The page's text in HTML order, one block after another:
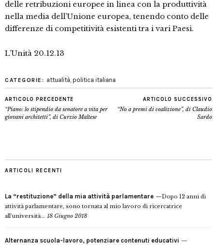
delle retribuzioni europee in linea con la produttività
nella media dell’Unione europea, tenendo conto delle
differenze di competitività esistenti tra i vari Paesi.
L’Unità 20.12.13
CATEGORIE: attualità, politica italiana
ARTICOLO PRECEDENTE
“Piano: lo stipendio da senatore a vita per
giovani architetti”, di Curzio Maltese
ARTICOLO SUCCESSIVO
“No a premi di coalizione”, di Claudio
Sardo
ARTICOLI RECENTI
La “restituzione” della mia attività parlamentare
Dopo 12 anni di
attività parlamentare, sono tornata al mio lavoro di ricercatrice
all’università... 18 Giugno 2018
Alternanza scuola-lavoro, potenziare contenuti educativi